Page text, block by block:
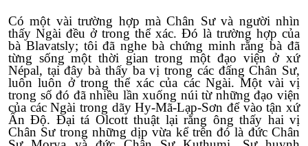
Có một vài trường hợp mà Chân Sư và người nhìn
thấy Ngài đều ở trong thể xác. Đó là trường hợp của
bà Blavatsly; tôi đã nghe bà chứng minh rằng bà đã
từng sống một thời gian trong một đạo viện ở xứ
Népal, tại đây bà thấy ba vị trong các đấng Chân Sư,
luôn luôn ở trong thể xác của các Ngài. Một vài vị
trong số đó đã nhiều lần xuống núi từ những đạo viện
của các Ngài trong dãy Hy-Mã-Lạp-Sơn để vào tận xứ
Ấn Độ. Đại tá Olcott thuật lại rằng ông thấy hai vị
Chân Sư trong những dịp vừa kể trên đó là đức Chân